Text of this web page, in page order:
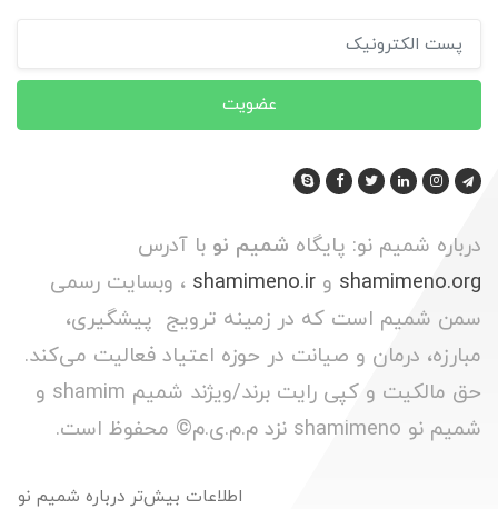
عضویت
درباره شمیم نو: پایگاه شمیم نو با آدرس
shamimeno.org و shamimeno.ir ، وبسایت رسمی
سمن شمیم است که در زمینه ترویج پیشگیری،
مبارزه، درمان و صیانت در حوزه اعتیاد فعالیت می‌کند.
حق مالکیت و کپی رایت برند/ویژند شمیم shamim و
شمیم نو shamimeno نزد م.م.ی.م© محفوظ است.
اطلاعات بیش‌تر درباره شمیم نو